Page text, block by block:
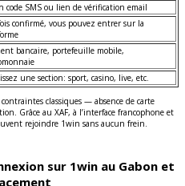
code SMS ou lien de vérification email
confirmé, vous pouvez entrer sur la
bancaire, portefeuille mobile,
une section: sport, casino, live, etc.
classiques — absence de carte
Grâce au XAF, à l’interface francophone et
rejoindre 1win sans aucun frein.
sur 1win au Gabon et